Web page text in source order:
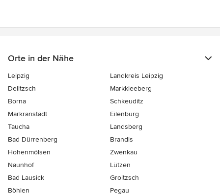
Orte in der Nähe
Leipzig
Landkreis Leipzig
Delitzsch
Markkleeberg
Borna
Schkeuditz
Markranstädt
Eilenburg
Taucha
Landsberg
Bad Dürrenberg
Brandis
Hohenmölsen
Zwenkau
Naunhof
Lützen
Bad Lausick
Groitzsch
Böhlen
Pegau